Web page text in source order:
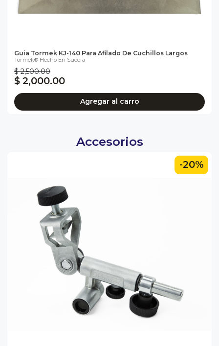
Guia Tormek KJ-140 Para Afilado De Cuchillos Largos
Tormek® Hecho En Suecia
$ 2,500.00
$ 2,000.00
Agregar al carro
Accesorios
-20%